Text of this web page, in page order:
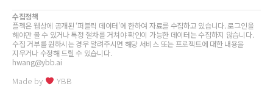
수집정책
플젝은 웹상에 공개된 ‘퍼블릭 데이터’에 한하여 자료를 수집하고 있습니다. 로그인을
해야만 볼 수 있거나 특정 절차를 거쳐야 확인이 가능한 데이터는 수집하지 않습니다.
수집 거부를 원하시는 경우 알려주시면 해당 서비스 또는 프로젝트에 대한 내용을
지우거나 수정해 드릴 수 있습니다.
hwang@ybb.ai
Made by YBB